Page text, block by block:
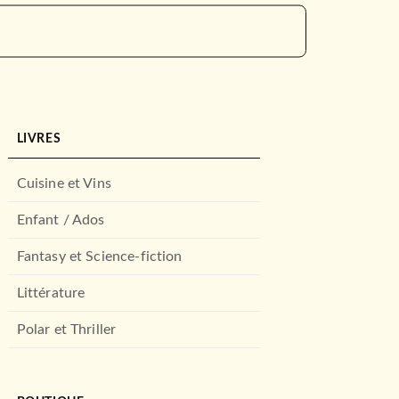
LIVRES
Cuisine et Vins
Enfant / Ados
Fantasy et Science-fiction
Littérature
Polar et Thriller